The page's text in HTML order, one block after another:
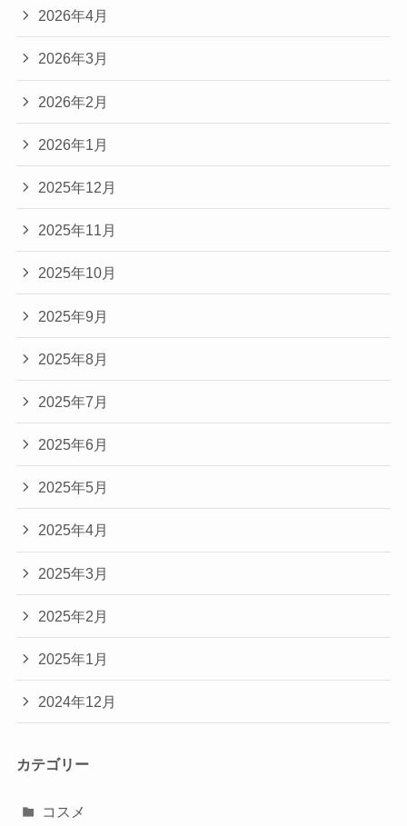
2026年4月
2026年3月
2026年2月
2026年1月
2025年12月
2025年11月
2025年10月
2025年9月
2025年8月
2025年7月
2025年6月
2025年5月
2025年4月
2025年3月
2025年2月
2025年1月
2024年12月
カテゴリー
コスメ